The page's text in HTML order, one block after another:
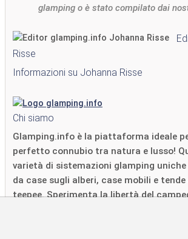
glamping o è stato compilato dai
Risse
Informazioni su Johanna Risse
Chi siamo
Glamping.info è la piattaforma ideale
perfetto connubio tra natura e lusso!
varietà di sistemazioni glamping
da case sugli alberi, case mobili e tende
teepee. Sperimenta la libertà del